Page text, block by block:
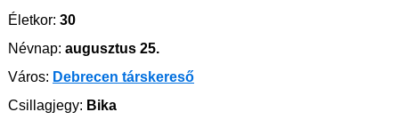
Életkor: 30
Névnap: augusztus 25.
Város: Debrecen társkereső
Csillagjegy: Bika